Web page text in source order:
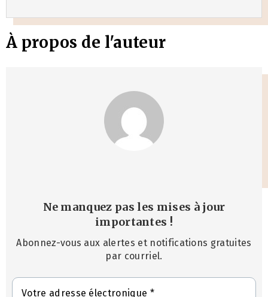
À propos de l'auteur
Ne manquez pas les mises à jour
importantes !
Abonnez-vous aux alertes et notifications gratuites
par courriel.